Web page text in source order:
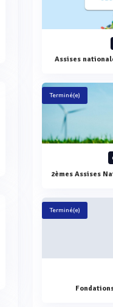
Assises
Terminé(e)
Terminé(e)